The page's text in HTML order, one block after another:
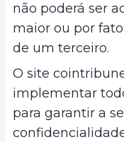
não poderá ser
maior ou por
de um terceiro.
O site
implementar
para garantir a